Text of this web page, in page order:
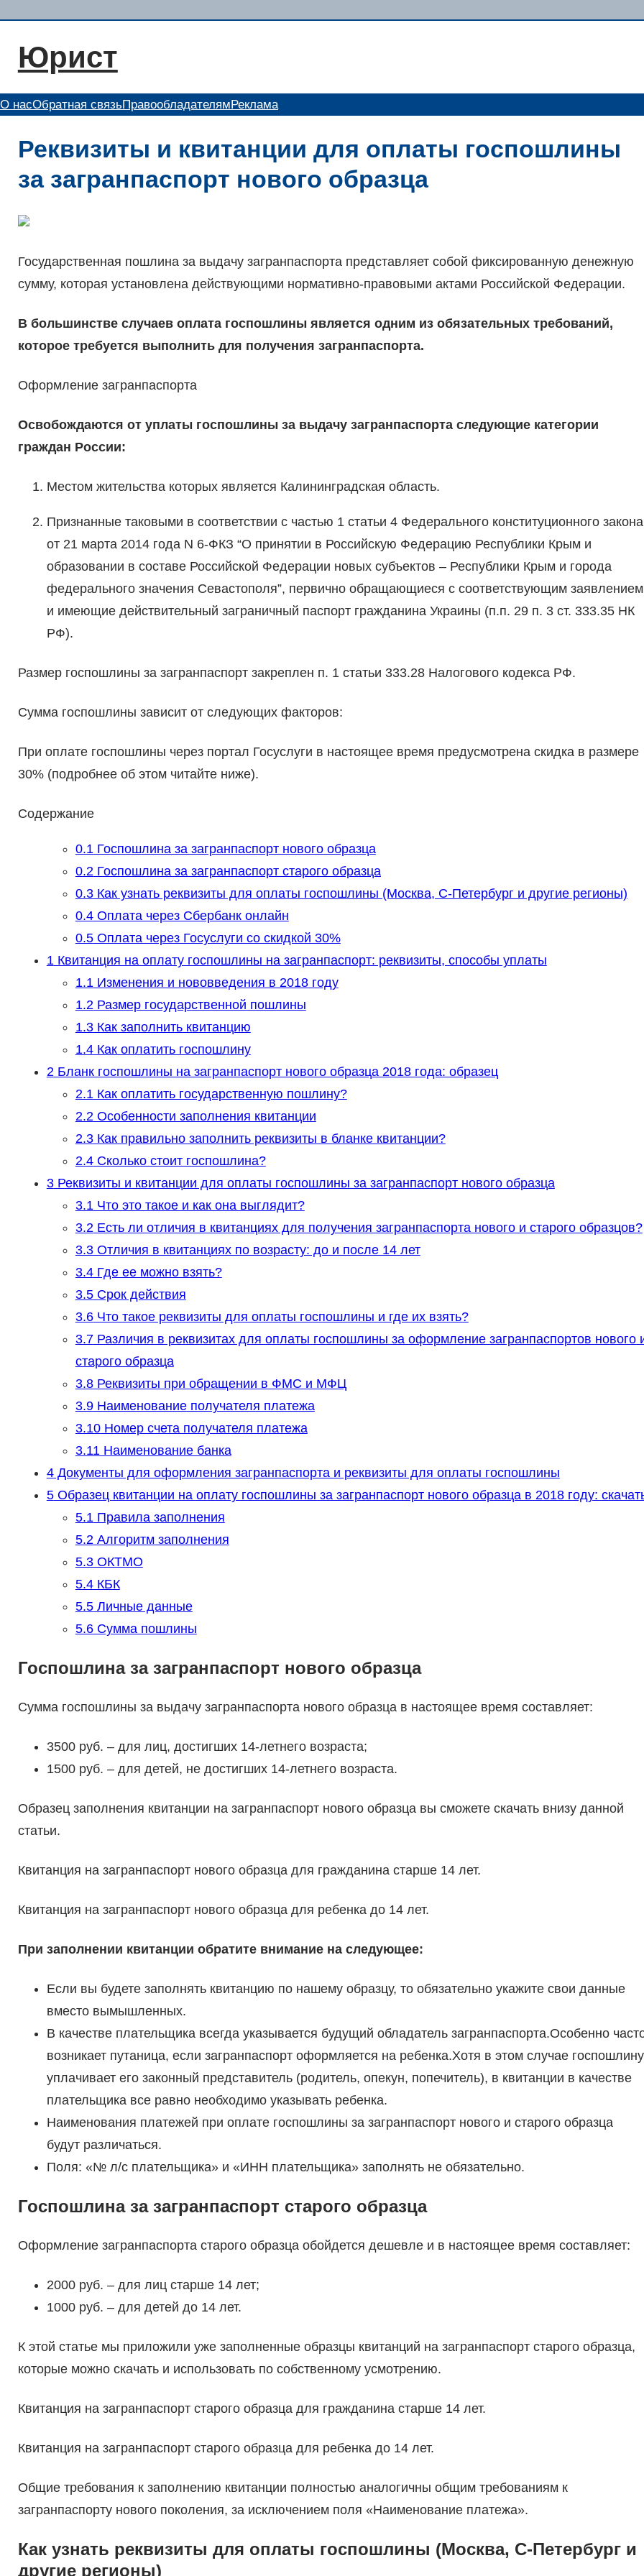
содержимому
Юрист
О насОбратная связьПравообладателям Реклама
Реквизиты и квитанции для оплаты госпошлины
за загранпаспорт нового образца
Государственная пошлина за выдачу загранпаспорта представляет собой фиксированную денежную
сумму, которая установлена действующими нормативно-правовыми актами Российской Федерации.
В большинстве случаев оплата госпошлины является одним из обязательных требований,
которое требуется выполнить для получения загранпаспорта.
Оформление загранпаспорта
Освобождаются от уплаты госпошлины за выдачу загранпаспорта следующие категории
граждан России:
Местом жительства которых является Калининградская область.
Признанные таковыми в соответствии с частью 1 статьи 4 Федерального конституционного закона
от 21 марта 2014 года N 6-ФКЗ “О принятии в Российскую Федерацию Республики Крым и
образовании в составе Российской Федерации новых субъектов – Республики Крым и города
федерального значения Севастополя”, первично обращающиеся с соответствующим заявлением
и имеющие действительный заграничный паспорт гражданина Украины (п.п. 29 п. 3 ст. 333.35 НК
РФ).
Размер госпошлины за загранпаспорт закреплен п. 1 статьи 333.28 Налогового кодекса РФ.
Сумма госпошлины зависит от следующих факторов:
При оплате госпошлины через портал Госуслуги в настоящее время предусмотрена скидка в размере
30% (подробнее об этом читайте ниже).
Содержание
0.1Госпошлина за загранпаспорт нового образца
0.2Госпошлина за загранпаспорт старого образца
0.3Как узнать реквизиты для оплаты госпошлины (Москва, С-Петербург и другие регионы)
0.4Оплата через Сбербанк онлайн
0.5Оплата через Госуслуги со скидкой 30%
1Квитанция на оплату госпошлины на загранпаспорт: реквизиты, способы уплаты
1.1Изменения и нововведения в 2018 году
1.2Размер государственной пошлины
1.3Как заполнить квитанцию
1.4Как оплатить госпошлину
2Бланк госпошлины на загранпаспорт нового образца 2018 года: образец
2.1Как оплатить государственную пошлину?
2.2Особенности заполнения квитанции
2.3Как правильно заполнить реквизиты в бланке квитанции?
2.4Сколько стоит госпошлина?
3Реквизиты и квитанции для оплаты госпошлины за загранпаспорт нового образца
3.1Что это такое и как она выглядит?
3.2Есть ли отличия в квитанциях для получения загранпаспорта нового и старого образцов?
3.3Отличия в квитанциях по возрасту: до и после 14 лет
3.4Где ее можно взять?
3.5Срок действия
3.6Что такое реквизиты для оплаты госпошлины и где их взять?
3.7Различия в реквизитах для оплаты госпошлины за оформление загранпаспортов нового
старого образца
3.8Реквизиты при обращении в ФМС и МФЦ
3.9Наименование получателя платежа
3.10Номер счета получателя платежа
3.11Наименование банка
4Документы для оформления загранпаспорта и реквизиты для оплаты госпошлины
5Образец квитанции на оплату госпошлины за загранпаспорт нового образца в 2018 году:
5.1Правила заполнения
5.2Алгоритм заполнения
5.3ОКТМО
5.4КБК
5.5Личные данные
5.6Сумма пошлины
Госпошлина за загранпаспорт нового образца
Сумма госпошлины за выдачу загранпаспорта нового образца в настоящее время составляет:
3500 руб. – для лиц, достигших 14-летнего возраста;
1500 руб. – для детей, не достигших 14-летнего возраста.
Образец заполнения квитанции на загранпаспорт нового образца вы сможете скачать внизу данной
статьи.
Квитанция на загранпаспорт нового образца для гражданина старше 14 лет.
Квитанция на загранпаспорт нового образца для ребенка до 14 лет.
При заполнении квитанции обратите внимание на следующее:
Если вы будете заполнять квитанцию по нашему образцу, то обязательно укажите свои данные
вместо вымышленных.
В качестве плательщика всегда указывается будущий обладатель загранпаспорта.Особенно
возникает путаница, если загранпаспорт оформляется на ребенка.Хотя в этом случае госпошлину
уплачивает его законный представитель (родитель, опекун, попечитель), в квитанции в качестве
плательщика все равно необходимо указывать ребенка.
Наименования платежей при оплате госпошлины за загранпаспорт нового и старого образца
будут различаться.
Поля: «№ л/с плательщика» и «ИНН плательщика» заполнять не обязательно.
Госпошлина за загранпаспорт старого образца
Оформление загранпаспорта старого образца обойдется дешевле и в настоящее время составляет:
2000 руб. – для лиц старше 14 лет;
1000 руб. – для детей до 14 лет.
К этой статье мы приложили уже заполненные образцы квитанций на загранпаспорт старого образца,
которые можно скачать и использовать по собственному усмотрению.
Квитанция на загранпаспорт старого образца для гражданина старше 14 лет.
Квитанция на загранпаспорт старого образца для ребенка до 14 лет.
Общие требования к заполнению квитанции полностью аналогичны общим требованиям к
загранпаспорту нового поколения, за исключением поля «Наименование платежа».
Как узнать реквизиты для оплаты госпошлины (Москва, С-Петербург и
другие регионы)